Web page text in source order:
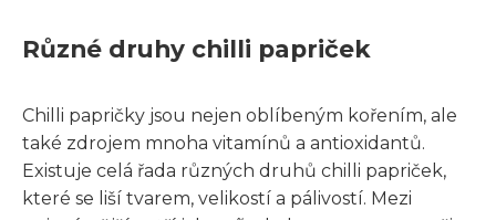
Různé druhy chilli papriček
Chilli papričky jsou nejen oblíbeným kořením, ale
také zdrojem mnoha vitamínů a antioxidantů.
Existuje celá řada různých druhů chilli papriček,
které se liší tvarem, velikostí a pálivostí. Mezi